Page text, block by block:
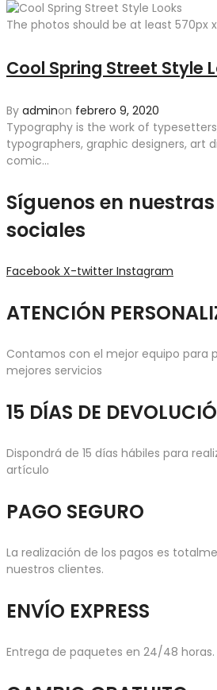
The photos should be at least 570px
Cool Spring Street Style
By adminon febrero 9, 2020
Typography is the work of
typographers, graphic designers, art
comic...
Síguenos en
sociales
Facebook X-twitter Instagram
ATENCIÓN
Contamos con el mejor equipo para
mejores servicios
15 DÍAS DE
Dispondrá de 15 días hábiles para
artículo
PAGO SEGURO
La realización de los pagos es
nuestros clientes.
ENVÍO EXPRESS
Entrega de paquetes en 24/48 horas.